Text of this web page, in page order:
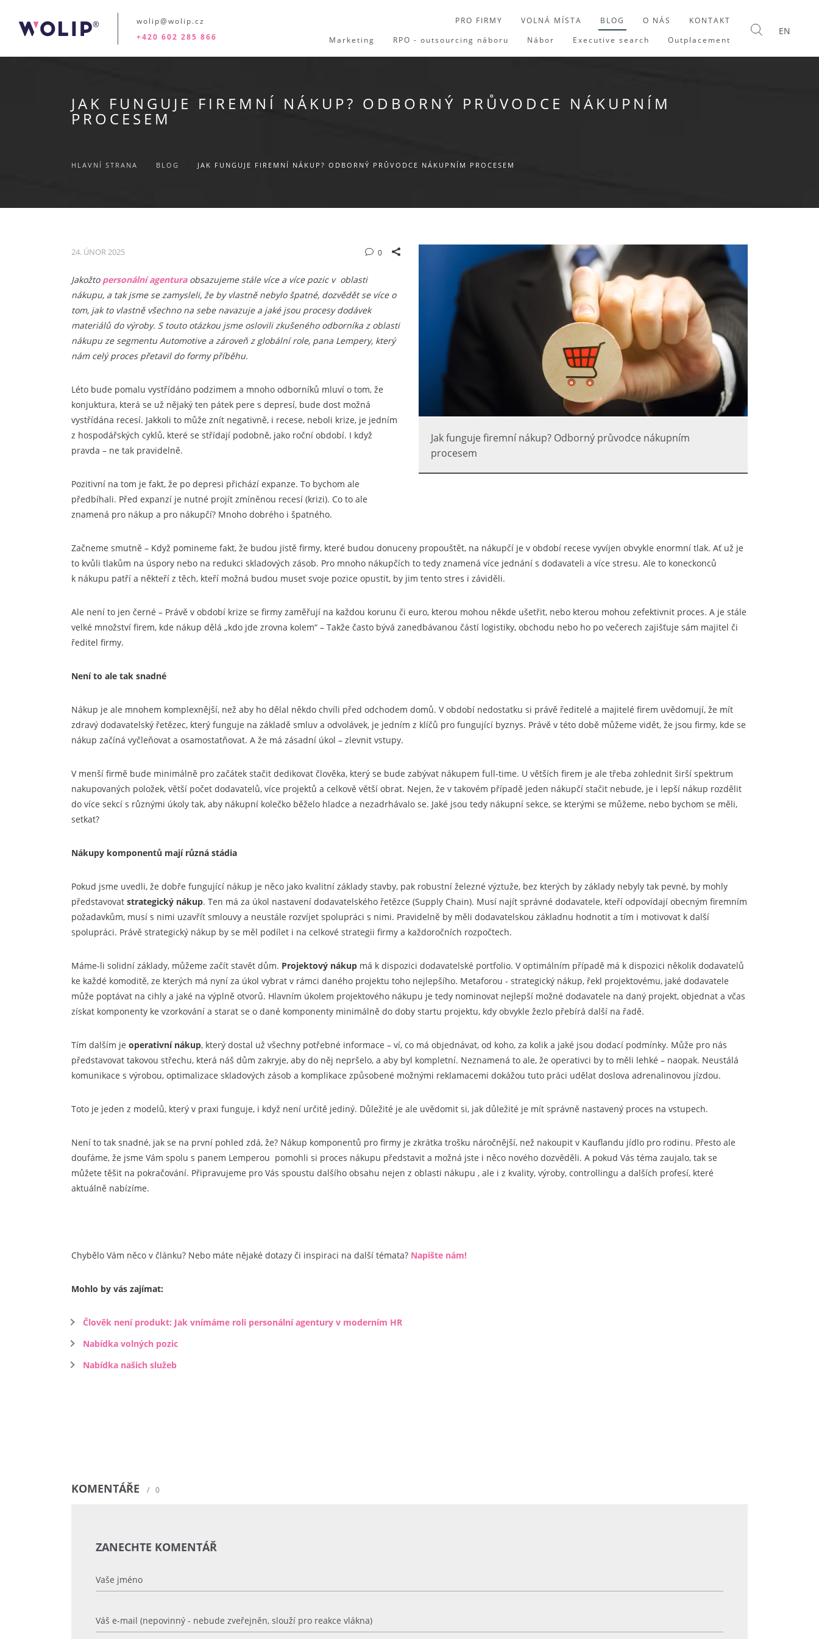
wolip@wolip.cz
+420 602 285 866
PRO FIRMY VOLNÁ MÍSTA BLOG O NÁS
KONTAKT
Marketing
RPO - outsourcing náboru Nábor Executive search Outplacement
EN
JAK FUNGUJE FIREMNÍ NÁKUP? ODBORNÝ PRŮVODCE NÁKUPNÍM
PROCESEM
HLAVNÍ STRANA BLOG JAK FUNGUJE FIREMNÍ NÁKUP? ODBORNÝ PRŮVODCE NÁKUPNÍM PROCESEM
Jak funguje firemní nákup? Odborný průvodce nákupním
procesem
0
24. ÚNOR 2025
Jakožto personální agenturaobsazujeme stále více a více pozic v oblasti
nákupu, a tak jsme se zamysleli, že by vlastně nebylo špatné, dozvědět se více o
tom, jak to vlastně všechno na sebe navazuje a jaké jsou procesy dodávek
materiálů do výroby. S touto otázkou jsme oslovili zkušeného odborníka z oblasti
nákupu ze segmentu Automotive a zároveň z globální role, pana Lempery, který
nám celý proces přetavil do formy příběhu.
Léto bude pomalu vystřídáno podzimem a mnoho odborníků mluví o tom, že
konjuktura, která se už nějaký ten pátek pere s depresí, bude dost možná
vystřídána recesí. Jakkoli to může znít negativně, i recese, neboli krize, je jedním
z hospodářských cyklů, které se střídají podobně, jako roční období. I když
pravda – ne tak pravidelně.
Pozitivní na tom je fakt, že po depresi přichází expanze. To bychom ale
předbíhali. Před expanzí je nutné projít zmíněnou recesí (krizi). Co to ale
znamená pro nákup a pro nákupčí? Mnoho dobrého i špatného.
Začneme smutně – Když pomineme fakt, že budou jistě firmy, které budou donuceny propouštět, na nákupčí je v období recese vyvíjen obvykle enormní tlak. Ať už je
to kvůli tlakům na úspory nebo na redukci skladových zásob. Pro mnoho nákupčích to tedy znamená více jednání s dodavateli a více stresu. Ale to koneckonců
k nákupu patří a někteří z těch, kteří možná budou muset svoje pozice opustit, by jim tento stres i záviděli.
Ale není to jen černé – Právě v období krize se firmy zaměřují na každou korunu či euro, kterou mohou někde ušetřit, nebo kterou mohou zefektivnit proces. A je stále
velké množství firem, kde nákup dělá „kdo jde zrovna kolem“ – Takže často bývá zanedbávanou částí logistiky, obchodu nebo ho po večerech zajišťuje sám majitel či
ředitel firmy.
Není to ale tak snadné
Nákup je ale mnohem komplexnější, než aby ho dělal někdo chvíli před odchodem domů. V období nedostatku si právě ředitelé a majitelé firem uvědomují, že mít
zdravý dodavatelský řetězec, který funguje na základě smluv a odvolávek, je jedním z klíčů pro fungující byznys. Právě v této době můžeme vidět, že jsou firmy, kde se
nákup začíná vyčleňovat a osamostatňovat. A že má zásadní úkol – zlevnit vstupy.
V menší firmě bude minimálně pro začátek stačit dedikovat člověka, který se bude zabývat nákupem full-time. U větších firem je ale třeba zohlednit širší spektrum
nakupovaných položek, větší počet dodavatelů, více projektů a celkově větší obrat. Nejen, že v takovém případě jeden nákupčí stačit nebude, je i lepší nákup rozdělit
do více sekcí s různými úkoly tak, aby nákupní kolečko běželo hladce a nezadrhávalo se. Jaké jsou tedy nákupní sekce, se kterými se můžeme, nebo bychom se měli,
setkat?
Nákupy komponentů mají různá stádia
Pokud jsme uvedli, že dobře fungující nákup je něco jako kvalitní základy stavby, pak robustní železné výztuže, bez kterých by základy nebyly tak pevné, by mohly
představovat strategický nákup. Ten má za úkol nastavení dodavatelského řetězce (Supply Chain). Musí najít správné dodavatele, kteří odpovídají obecným firemním
požadavkům, musí s nimi uzavřít smlouvy a neustále rozvíjet spolupráci s nimi. Pravidelně by měli dodavatelskou základnu hodnotit a tím i motivovat k další
spolupráci. Právě strategický nákup by se měl podílet i na celkové strategii firmy a každoročních rozpočtech.
Máme-li solidní základy, můžeme začít stavět dům. Projektový nákup má k dispozici dodavatelské portfolio. V optimálním případě má k dispozici několik dodavatelů
ke každé komoditě, ze kterých má nyní za úkol vybrat v rámci daného projektu toho nejlepšího. Metaforou - strategický nákup, řekl projektovému, jaké dodavatele
může poptávat na cihly a jaké na výplně otvorů. Hlavním úkolem projektového nákupu je tedy nominovat nejlepší možné dodavatele na daný projekt, objednat a včas
získat komponenty ke vzorkování a starat se o dané komponenty minimálně do doby startu projektu, kdy obvykle žezlo přebírá další na řadě.
Tím dalším je operativní nákup, který dostal už všechny potřebné informace – ví, co má objednávat, od koho, za kolik a jaké jsou dodací podmínky. Může pro nás
představovat takovou střechu, která náš dům zakryje, aby do něj nepršelo, a aby byl kompletní. Neznamená to ale, že operativci by to měli lehké – naopak. Neustálá
komunikace s výrobou, optimalizace skladových zásob a komplikace způsobené možnými reklamacemi dokážou tuto práci udělat doslova adrenalinovou jízdou.
Toto je jeden z modelů, který v praxi funguje, i když není určitě jediný. Důležité je ale uvědomit si, jak důležité je mít správně nastavený proces na vstupech.
Není to tak snadné, jak se na první pohled zdá, že? Nákup komponentů pro firmy je zkrátka trošku náročnější, než nakoupit v Kauflandu jídlo pro rodinu. Přesto ale
doufáme, že jsme Vám spolu s panem Lemperou pomohli si proces nákupu představit a možná jste i něco nového dozvěděli. A pokud Vás téma zaujalo, tak se
můžete těšit na pokračování. Připravujeme pro Vás spoustu dalšího obsahu nejen z oblasti nákupu , ale i z kvality, výroby, controllingu a dalších profesí, které
aktuálně nabízíme.
Chybělo Vám něco v článku? Nebo máte nějaké dotazy či inspiraci na další témata? Napište nám!
Mohlo by vás zajímat:
Člověk není produkt: Jak vnímáme roli personální agentury v moderním HR
Nabídka volných pozic
Nabídka našich služeb
KOMENTÁŘE / 0
ZANECHTE KOMENTÁŘ